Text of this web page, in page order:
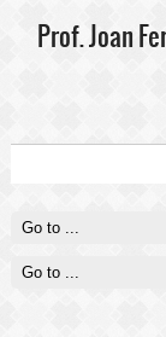
Prof. Joan
"El médico que no